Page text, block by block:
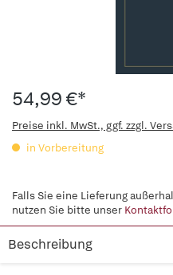
54,99 €*
Preise inkl. MwSt., ggf. zzgl.
in Vorbereitung
Falls Sie eine Lieferung
nutzen Sie bitte unser
Beschreibung